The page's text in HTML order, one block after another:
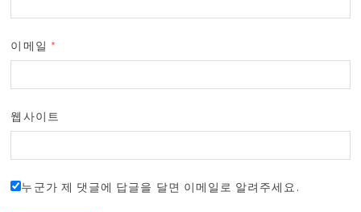
이메일 *
웹사이트
누군가 제 댓글에 답글을 달면 이메일로 알려주세요.